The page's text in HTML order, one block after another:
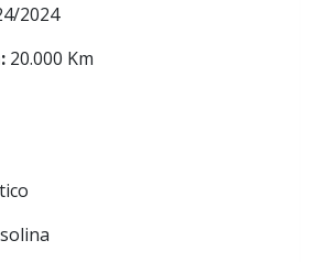
2024
20.000 Km